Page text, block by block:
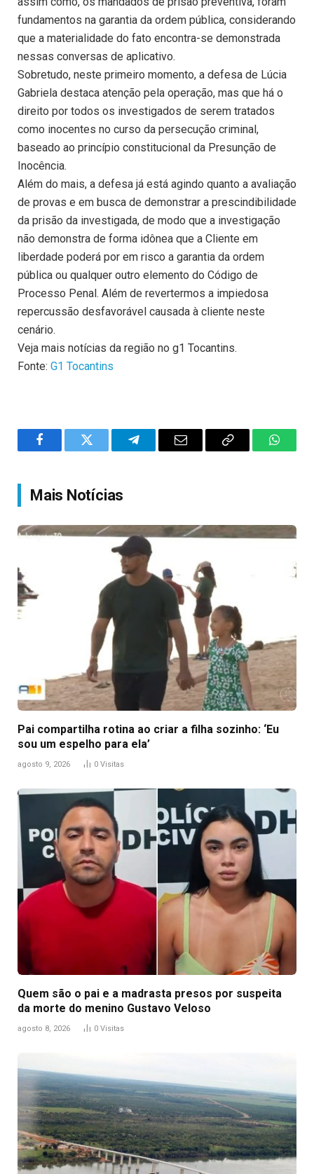
fundamentos na garantia da ordem pública, considerando
que a materialidade do fato encontra-se demonstrada
nessas conversas de aplicativo.
Sobretudo, neste primeiro momento, a defesa de Lúcia
Gabriela destaca atenção pela operação, mas que há o
direito por todos os investigados de serem tratados
como inocentes no curso da persecução criminal,
baseado ao princípio constitucional da Presunção de
Inocência.
Além do mais, a defesa já está agindo quanto a avaliação
de provas e em busca de demonstrar a prescindibilidade
da prisão da investigada, de modo que a investigação
não demonstra de forma idônea que a Cliente em
liberdade poderá por em risco a garantia da ordem
pública ou qualquer outro elemento do Código de
Processo Penal. Além de revertermos a impiedosa
repercussão desfavorável causada à cliente neste
cenário.
Veja mais notícias da região no g1 Tocantins.
Fonte: G1 Tocantins
FacebookTwitter TelegramEmail
Copy
Mais Notícias
Pai compartilha rotina ao criar a filha sozinho: ‘Eu
sou um espelho para ela’
agosto 9, 2026 0 Visitas
Quem são o pai e a madrasta presos por suspeita
da morte do menino Gustavo Veloso
agosto 8, 2026 0 Visitas